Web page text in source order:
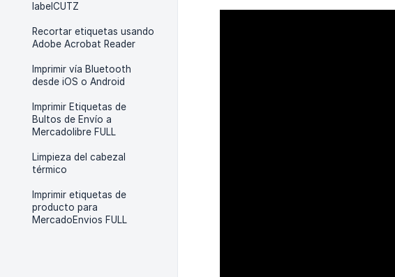
labelCUTZ
Recortar etiquetas usando
Adobe Acrobat Reader
Imprimir vía Bluetooth
desde iOS o Android
Imprimir Etiquetas de
Bultos de Envío a
Mercadolibre FULL
Limpieza del cabezal
térmico
Imprimir etiquetas de
producto para
MercadoEnvios FULL